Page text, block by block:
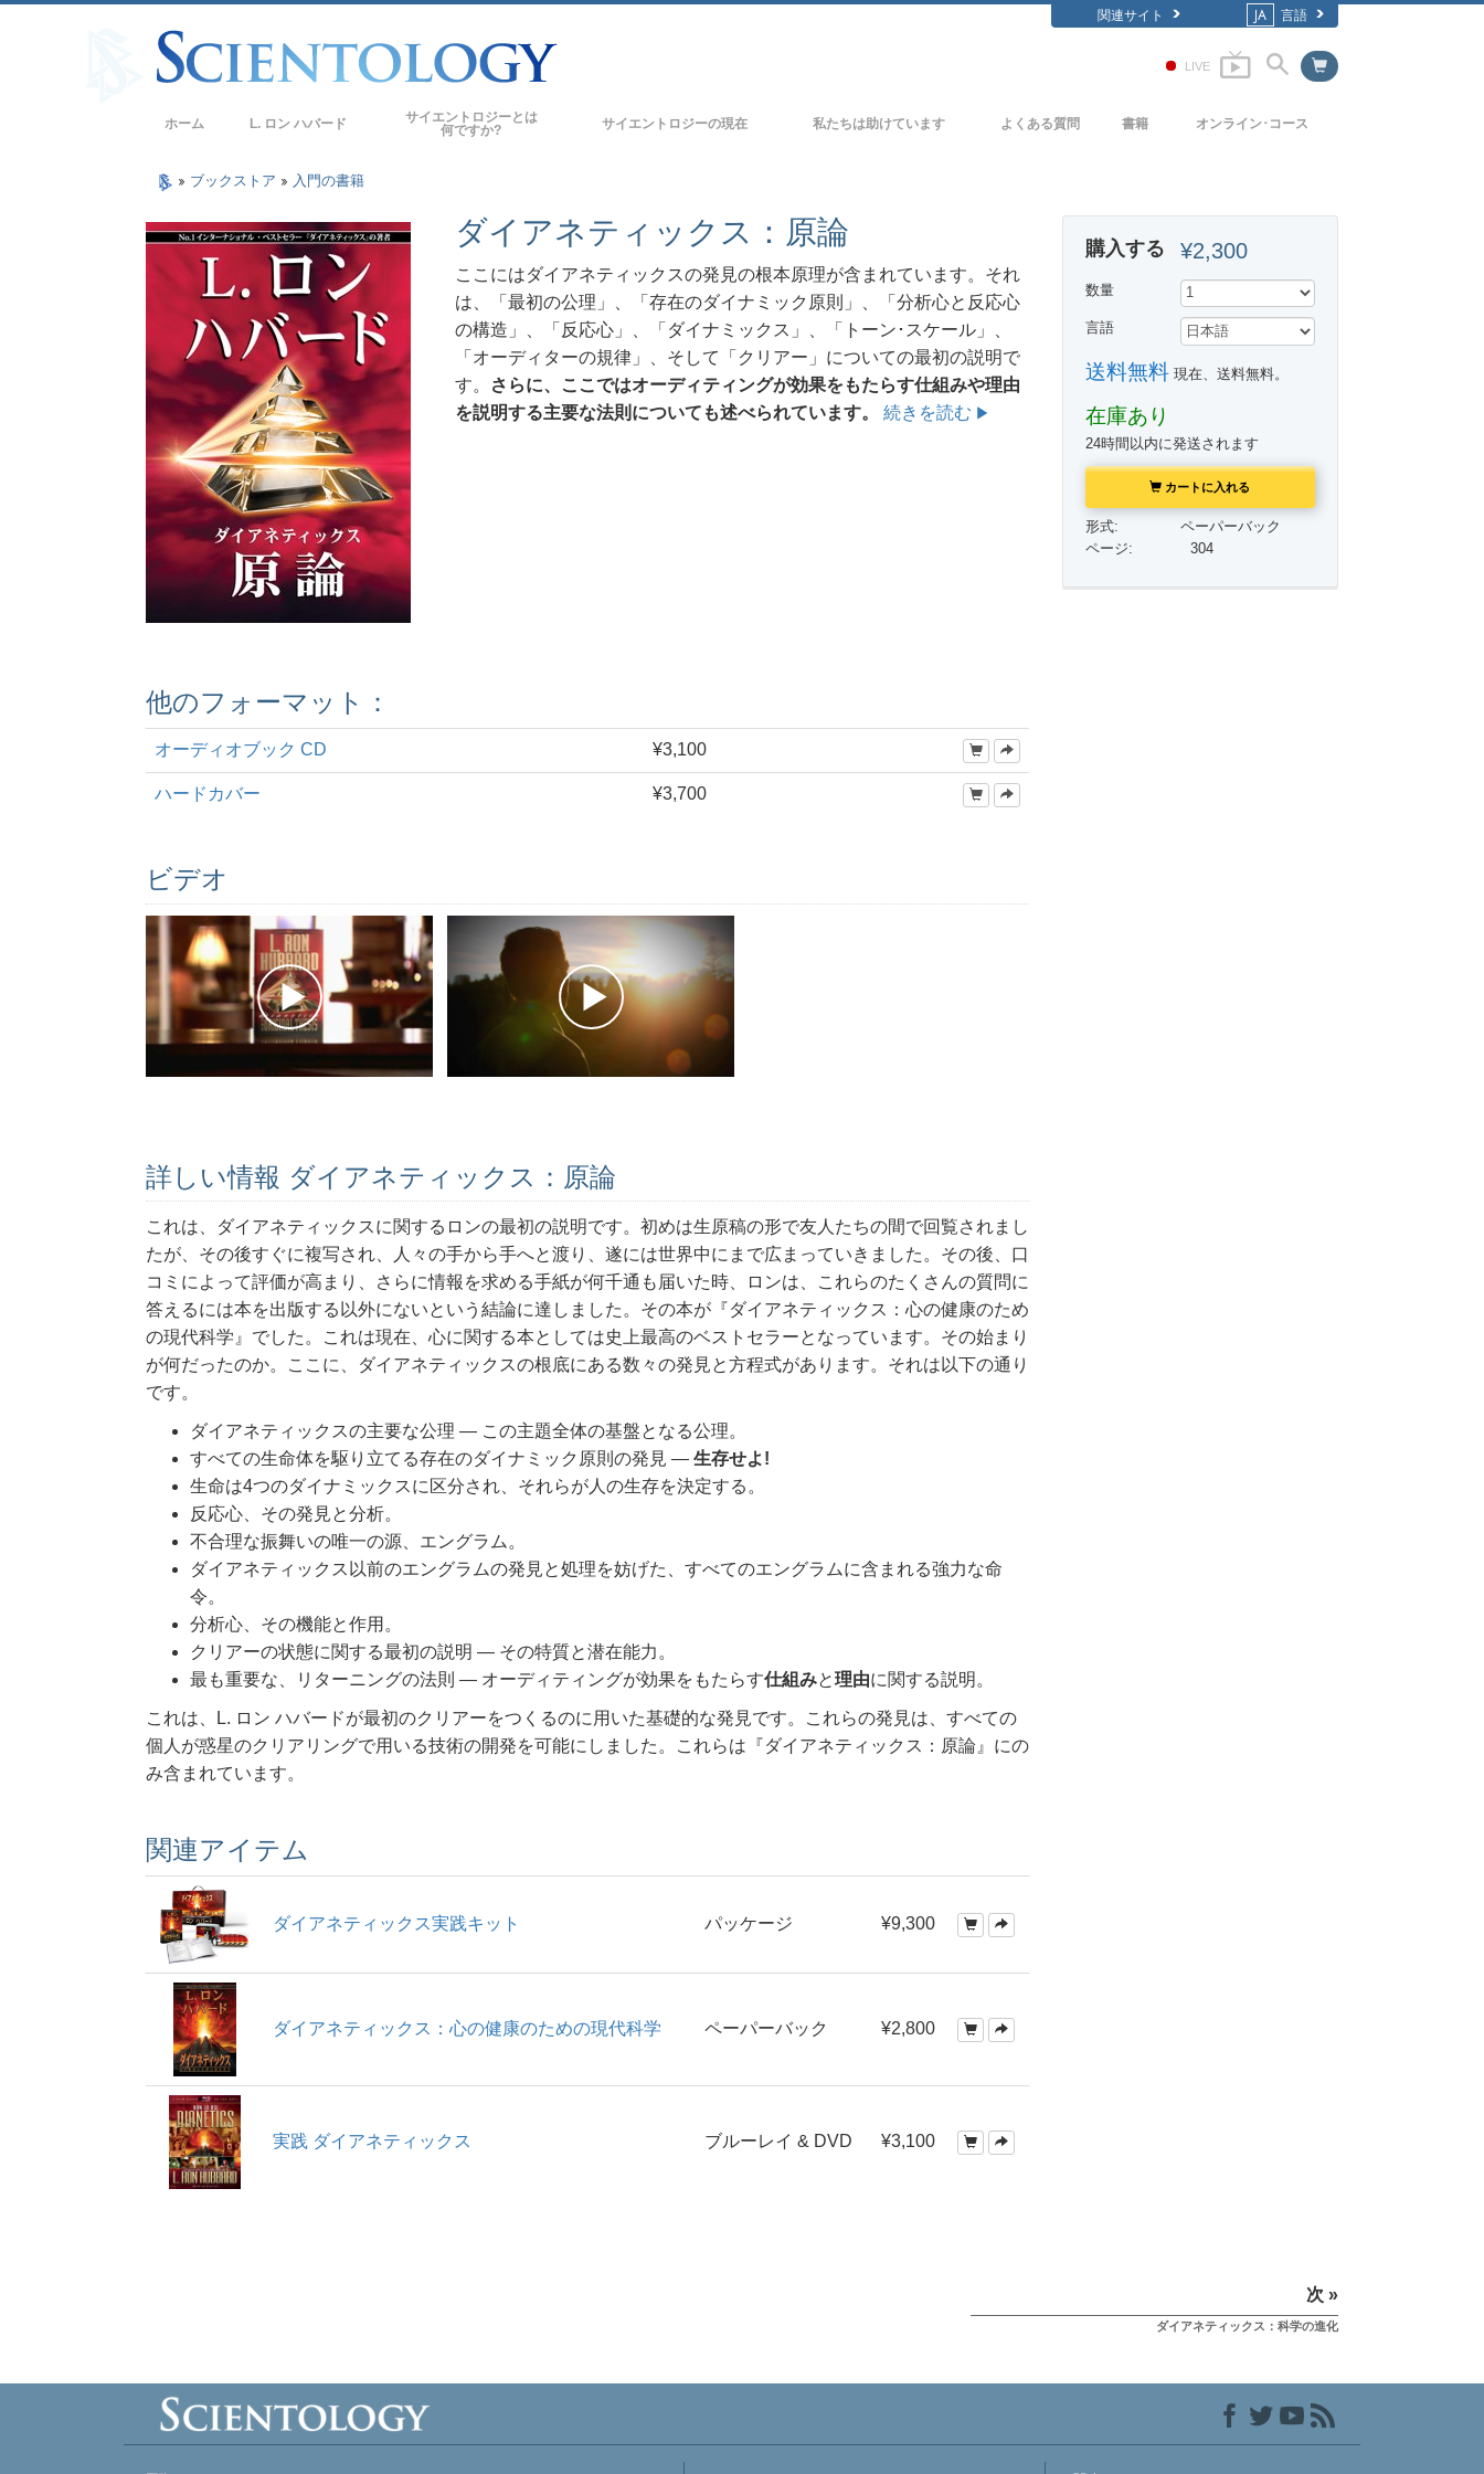
関連サイト JA 言語
LIVE
ホーム L. ロン ハバード
サイエントロジーとは
何ですか?
サイエントロジーの信条と規律
サイエントロジストに会いましょう
教会の内部
サイエントロジーの基本原理
ダイアネティックスの紹介
愛と憎しみ ―
偉大さとは何か?
サイエントロジーの現在
サイエントロジー教会
オーガニゼーション
フラッグ･ランド･ベース
フリーウィンズ
サイエントロジーを
世界にもたらす
私たちは助けています よくある質問
サイエントロジーの組織
書籍
一般向け講演
オンライン･コース
理解を構成するもの
危険な環境に対する解決策
病気やけがのためのアシスト
高潔さと正直さ
結婚
子供
» ブックストア » 入門の書籍
ダイアネティックス：原論
ここにはダイアネティックスの発見の根本原理が含まれています。それ
は、「最初の公理」、「存在のダイナミック原則」、「分析心と反応心
の構造」、「反応心」、「ダイナミックス」、「トーン･スケール」、
「オーディターの規律」、そして「クリアー」についての最初の説明で
す。
さらに、ここではオーディティングが効果をもたらす仕組みや理由
を説明する主要な法則についても述べられています。
続きを読む
購入する ¥2,300
数量
言語
送料無料現在、送料無料。
在庫あり
24時間以内に発送されます
カートに入れる
形式:
ペーパーバック
ページ:
304
他のフォーマット：
オーディオブック CD ¥3,100
ハードカバー ¥3,700
ビデオ
詳しい情報 ダイアネティックス：原論
これは、ダイアネティックスに関するロンの最初の説明です。初めは生原稿の形で友人たちの間で回覧されまし
たが、その後すぐに複写され、人々の手から手へと渡り、遂には世界中にまで広まっていきました。その後、口
コミによって評価が高まり、さらに情報を求める手紙が何千通も届いた時、ロンは、これらのたくさんの質問に
答えるには本を出版する以外にないという結論に達しました。その本が『ダイアネティックス：心の健康のため
の現代科学』でした。これは現在、心に関する本としては史上最高のベストセラーとなっています。 その始まり
が何だったのか。ここに、ダイアネティックスの根底にある数々の発見と方程式があります。それは以下の通り
です。
ダイアネティックスの主要な公理 ― この主題全体の基盤となる公理。
すべての生命体を駆り立てる存在のダイナミック原則の発見 ― 生存せよ!
生命は4つのダイナミックスに区分され、それらが人の生存を決定する。
反応心、その発見と分析。
不合理な振舞いの唯一の源、エングラム。
ダイアネティックス以前のエングラムの発見と処理を妨げた、すべてのエングラムに含まれる強力な命
令。
分析心、その機能と作用。
クリアーの状態に関する最初の説明 ― その特質と潜在能力。
最も重要な、リターニングの法則 ― オーディティングが効果をもたらす仕組みと理由に関する説明。
これは、L. ロン ハバードが最初のクリアーをつくるのに用いた基礎的な発見です。これらの発見は、すべての
個人が惑星のクリアリングで用いる技術の開発を可能にしました。これらは『ダイアネティックス：原論』にの
み含まれています。
関連アイテム
ダイアネティックス実践キット パッケージ ¥9,300
ダイアネティックス：心の健康のための現代科学 ペーパーバック ¥2,800
実践 ダイアネティックス ブルーレイ & DVD ¥3,100
次 »
ダイアネティックス：科学の進化